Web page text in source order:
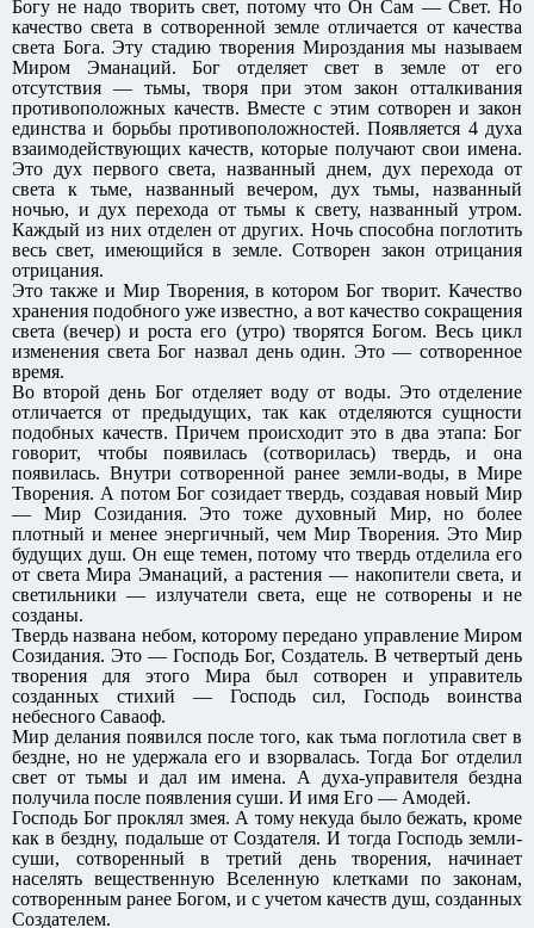
Богу не надо творить свет, потому что Он Сам — Свет. Но
качество света в сотворенной земле отличается от качества
света Бога. Эту стадию творения Мироздания мы называем
Миром Эманаций. Бог отделяет свет в земле от его
отсутствия — тьмы, творя при этом закон отталкивания
противоположных качеств. Вместе с этим сотворен и закон
единства и борьбы противоположностей. Появляется 4 духа
взаимодействующих качеств, которые получают свои имена.
Это дух первого света, названный днем, дух перехода от
света к тьме, названный вечером, дух тьмы, названный
ночью, и дух перехода от тьмы к свету, названный утром.
Каждый из них отделен от других. Ночь способна поглотить
весь свет, имеющийся в земле. Сотворен закон отрицания
отрицания.
Это также и Мир Творения, в котором Бог творит. Качество
хранения подобного уже известно, а вот качество сокращения
света (вечер) и роста его (утро) творятся Богом. Весь цикл
изменения света Бог назвал день один. Это — сотворенное
время.
Во второй день Бог отделяет воду от воды. Это отделение
отличается от предыдущих, так как отделяются сущности
подобных качеств. Причем происходит это в два этапа: Бог
говорит, чтобы появилась (сотворилась) твердь, и она
появилась. Внутри сотворенной ранее земли-воды, в Мире
Творения. А потом Бог созидает твердь, создавая новый Мир
— Мир Созидания. Это тоже духовный Мир, но более
плотный и менее энергичный, чем Мир Творения. Это Мир
будущих душ. Он еще темен, потому что твердь отделила его
от света Мира Эманаций, а растения — накопители света, и
светильники — излучатели света, еще не сотворены и не
созданы.
Твердь названа небом, которому передано управление Миром
Созидания. Это — Господь Бог, Создатель. В четвертый день
творения для этого Мира был сотворен и управитель
созданных стихий — Господь сил, Господь воинства
небесного Саваоф.
Мир делания появился после того, как тьма поглотила свет в
бездне, но не удержала его и взорвалась. Тогда Бог отделил
свет от тьмы и дал им имена. А духа-управителя бездна
получила после появления суши. И имя Его — Амодей.
Господь Бог проклял змея. А тому некуда было бежать, кроме
как в бездну, подальше от Создателя. И тогда Господь земли-
суши, сотворенный в третий день творения, начинает
населять вещественную Вселенную клетками по законам,
сотворенным ранее Богом, и с учетом качеств душ, созданных
Создателем.